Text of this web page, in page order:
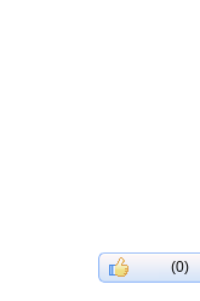
(0)